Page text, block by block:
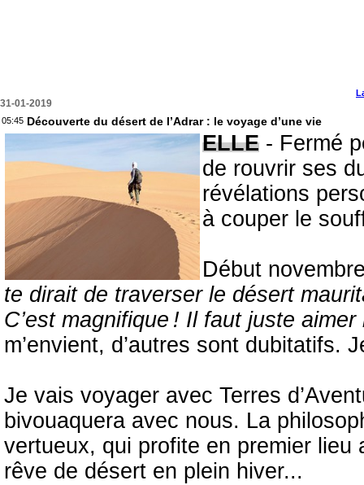
31-01-2019
05:45 Découverte du désert de l’Adrar : le voyage d’une vie
ELLE - Fermé
de rouvrir ses
révélations
à couper le
Début
te dirait de traverser le désert
C’est magnifique ! Il faut juste aimer
m’envient, d’autres sont dubitatifs.
Je vais voyager avec Terres
bivouaquera avec nous. La
vertueux, qui profite en premier
rêve de désert en plein hiver...